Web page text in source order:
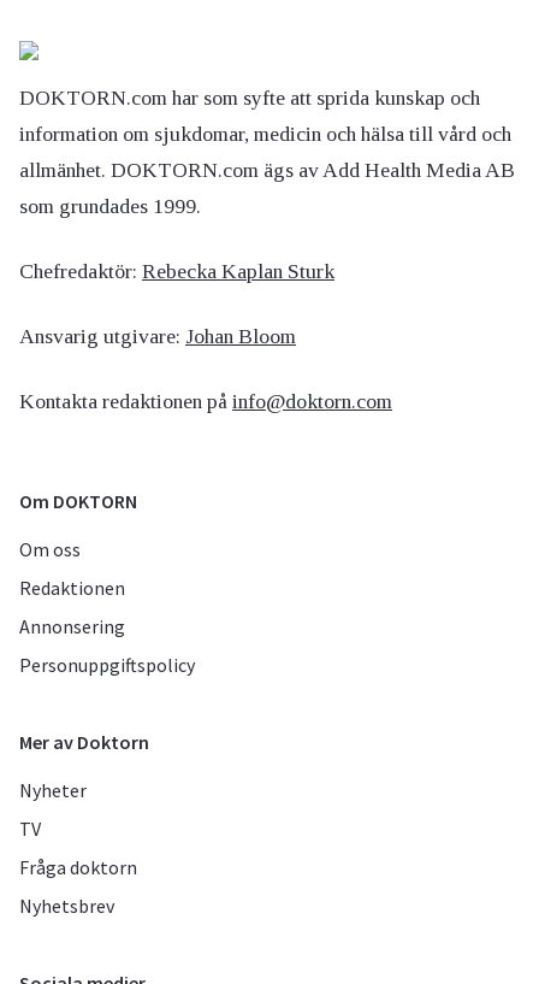
DOKTORN.com har som syfte att sprida kunskap och
information om sjukdomar, medicin och hälsa till vård och
allmänhet. DOKTORN.com ägs av Add Health Media AB
som grundades 1999.
Chefredaktör: Rebecka Kaplan Sturk
Ansvarig utgivare: Johan Bloom
Kontakta redaktionen på info@doktorn.com
Om DOKTORN
Om oss
Redaktionen
Annonsering
Personuppgiftspolicy
Mer av Doktorn
Nyheter
TV
Fråga doktorn
Nyhetsbrev